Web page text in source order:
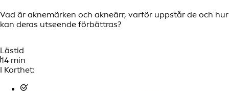
Vad är aknemärken och akneärr, varför uppstår de och hur
kan deras utseende förbättras?
Lästid
14 min
I Korthet: